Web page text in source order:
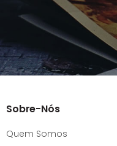
Sobre-Nós
Quem Somos